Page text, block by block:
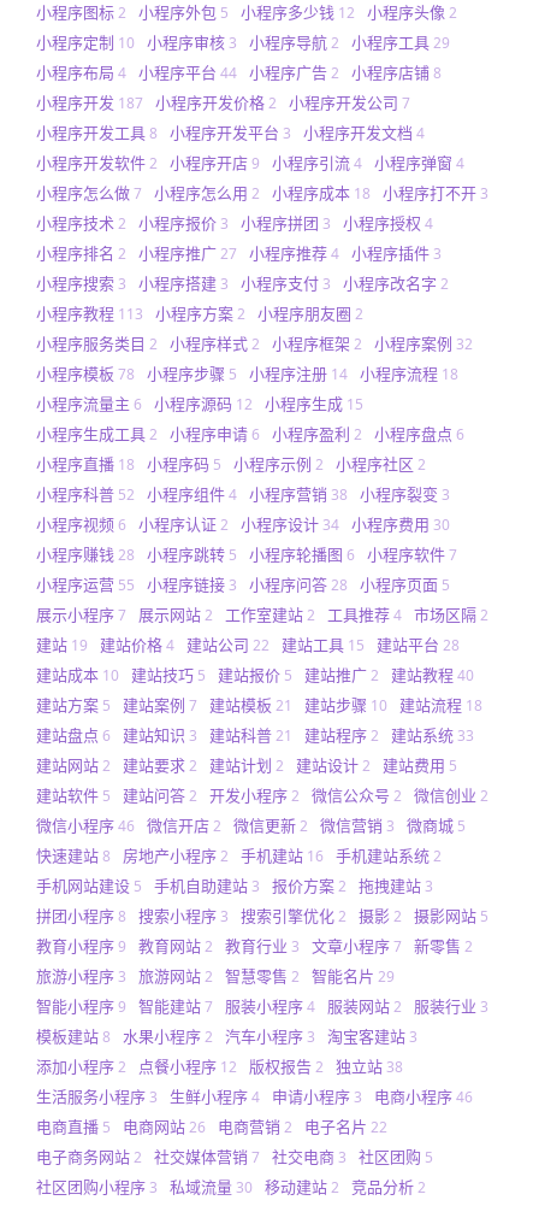
小程序图标2 小程序外包 5 小程序多少钱 12 小程序头像 2
小程序定制 10 小程序审核 3 小程序导航2 小程序工具29
小程序布局 4 小程序平台 44 小程序广告2 小程序店铺8
小程序开发 187 小程序开发价格2 小程序开发公司 7
小程序开发工具8 小程序开发平台 3 小程序开发文档 4
小程序开发软件2 小程序开店9 小程序引流4 小程序弹窗 4
小程序怎么做7 小程序怎么用 2 小程序成本 18 小程序打不开 3
小程序技术2 小程序报价 3 小程序拼团 3 小程序授权 4
小程序排名 2 小程序推广27 小程序推荐4 小程序插件 3
小程序搜索 3 小程序搭建 3 小程序支付 3 小程序改名字 2
小程序教程 113 小程序方案2 小程序朋友圈 2
小程序服务类目 2 小程序样式2 小程序框架 2 小程序案例 32
小程序模板 78 小程序步骤 5 小程序注册 14 小程序流程 18
小程序流量主 6 小程序源码 12 小程序生成 15
小程序生成工具2 小程序申请6 小程序盈利 2 小程序盘点 6
小程序直播 18 小程序码 5 小程序示例 2 小程序社区 2
小程序科普 52 小程序组件4 小程序营销 38 小程序裂变 3
小程序视频6 小程序认证2 小程序设计 34 小程序费用 30
小程序赚钱28 小程序跳转 5 小程序轮播图 6 小程序软件7
小程序运营 55 小程序链接 3 小程序问答28 小程序页面 5
展示小程序7 展示网站2 工作室建站2 工具推荐4 市场区隔2
建站 19 建站价格4 建站公司 22 建站工具 15 建站平台 28
建站成本 10 建站技巧 5 建站报价 5 建站推广2 建站教程40
建站方案 5 建站案例 7 建站模板 21 建站步骤 10 建站流程 18
建站盘点 6 建站知识 3 建站科普21 建站程序2 建站系统 33
建站网站2 建站要求2 建站计划 2 建站设计2 建站费用 5
建站软件 5 建站问答2 开发小程序2 微信公众号 2 微信创业 2
微信小程序46 微信开店2 微信更新2 微信营销 3 微商城 5
快速建站8 房地产小程序2 手机建站 16 手机建站系统2
手机网站建设 5 手机自助建站 3 报价方案2 拖拽建站 3
拼团小程序8 搜索小程序 3 搜索引擎优化2 摄影2 摄影网站 5
教育小程序9 教育网站2 教育行业 3 文章小程序7 新零售 2
旅游小程序 3 旅游网站2 智慧零售 2 智能名片 29
智能小程序9 智能建站7 服装小程序4 服装网站2 服装行业 3
模板建站8 水果小程序2 汽车小程序 3 淘宝客建站 3
添加小程序2 点餐小程序 12 版权报告2 独立站 38
生活服务小程序 3 生鲜小程序4 申请小程序 3 电商小程序46
电商直播 5 电商网站26 电商营销 2 电子名片 22
电子商务网站2 社交媒体营销 7 社交电商 3 社区团购 5
社区团购小程序 3 私域流量 30 移动建站2 竞品分析2